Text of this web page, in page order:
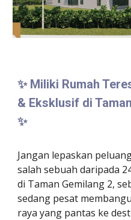
✨ Miliki Rumah
& Eksklusif di
✨
Jangan lepaskan
salah sebuah daripada
di Taman Gemilang 2,
sedang pesat
raya yang pantas ke